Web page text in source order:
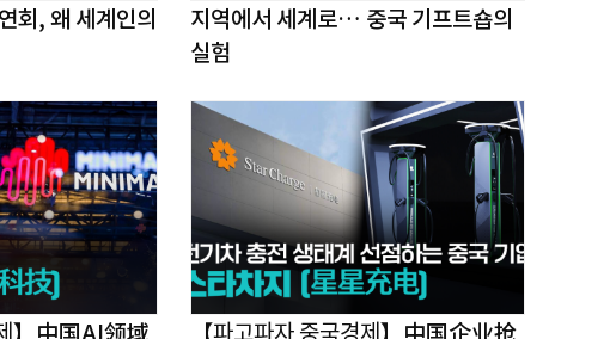
지역에서 세계로… 중국 기프트숍의
실험
】中国AI领域
【파고파자 중국경제】中国企业抢